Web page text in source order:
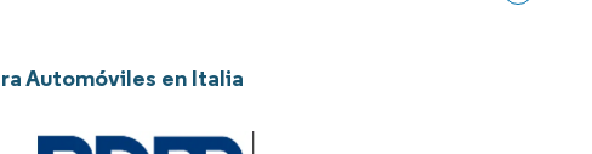
Automóviles en Italia